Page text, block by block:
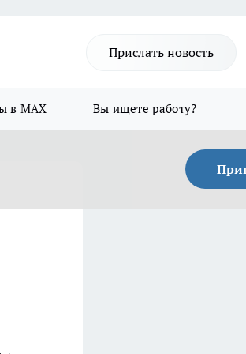
Прислать новость
в MAX Вы ищете работу?